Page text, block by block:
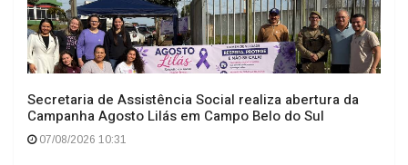
Secretaria de Assistência Social realiza abertura da
Campanha Agosto Lilás em Campo Belo do Sul
07/08/2026 10:31